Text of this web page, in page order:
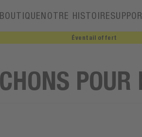
BOUTIQUENOTRE HISTOIRE
Notre histoireÉventail offert
POUR